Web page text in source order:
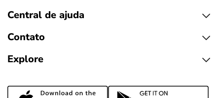
Central de ajuda
Contato
Explore